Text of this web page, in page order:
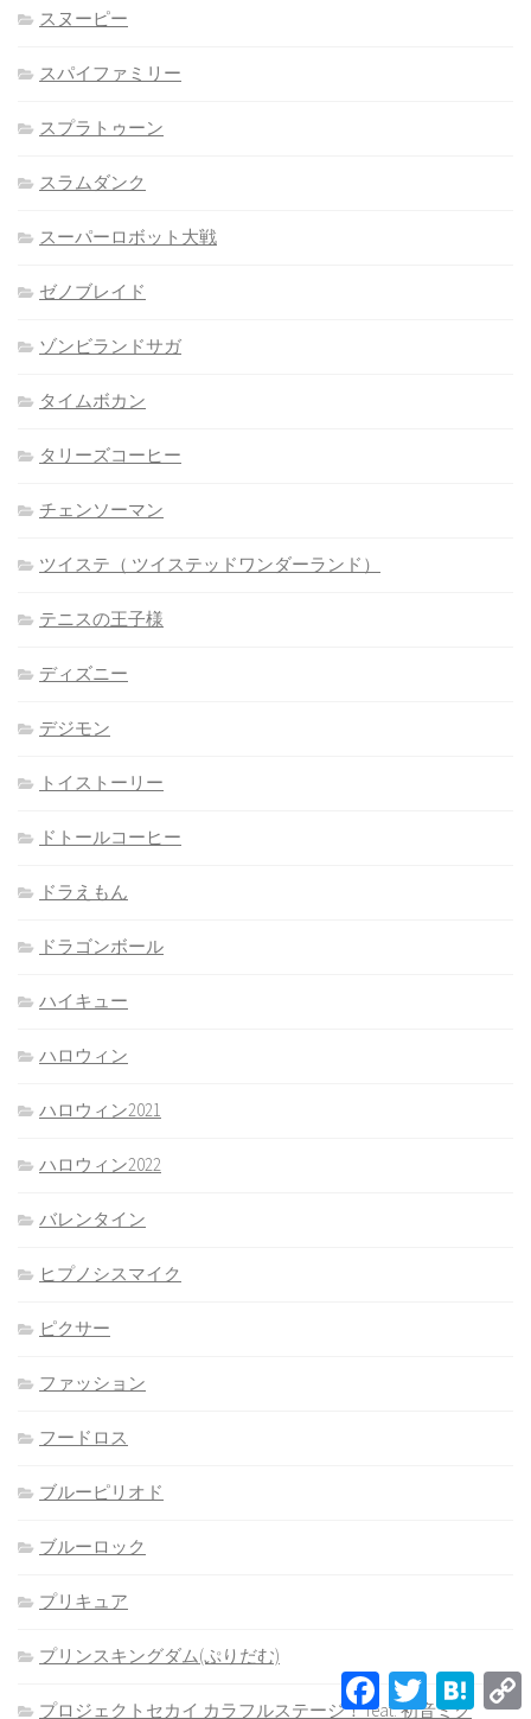
スヌーピー
スパイファミリー
スプラトゥーン
スラムダンク
スーパーロボット大戦
ゼノブレイド
ゾンビランドサガ
タイムボカン
タリーズコーヒー
チェンソーマン
ツイステ（ ツイステッドワンダーランド）
テニスの王子様
ディズニー
デジモン
トイストーリー
ドトールコーヒー
ドラえもん
ドラゴンボール
ハイキュー
ハロウィン
ハロウィン2021
ハロウィン2022
バレンタイン
ヒプノシスマイク
ピクサー
ファッション
フードロス
ブルーピリオド
ブルーロック
プリキュア
プリンスキングダム(ぷりだむ)
プロジェクトセカイ カラフルステージ！ feat. 初音ミク
FacebookTwitter Hatena